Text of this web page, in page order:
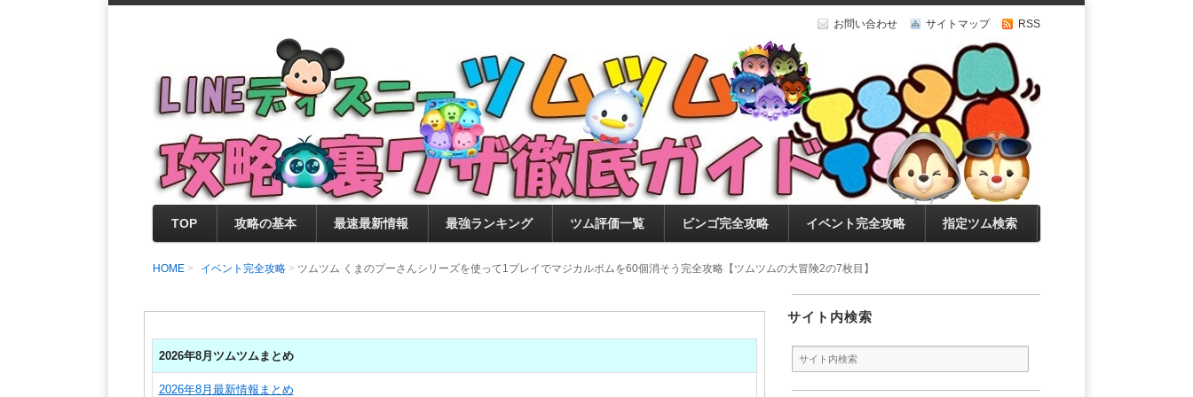
お問い合わせ サイトマップ RSS
LINEディズニー ツムツム攻略・裏ワザ徹底ガイド
支持率No1！痒いところに手が届くツムツム攻略サイト！新ツム・イベント・ピックアップ・
セレクト情報をいち早く提供するとともに、ビンゴ・キャラ評価も丁寧に解説！ツムツムを12
0％楽しめるサイトを目指しています。
TOP 攻略の基本 最速最新情報 最強ランキング ツム評価一覧 ビンゴ完全攻略 イベント完全攻略 指定ツム検索
HOME イベント完全攻略 ツムツム くまのプーさんシリーズを使って1プレイでマジカルボムを60個消そう完全攻略【ツムツムの大冒険2の7枚目】
2026年8月ツムツムまとめ
2026年8月最新情報まとめ
サイト内検索